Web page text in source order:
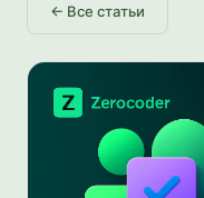
← Все статьи